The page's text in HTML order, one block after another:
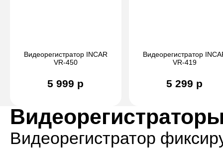
Видеорегистратор INCAR
VR-450
5 999 р
Видеорегистратор
VR-419
5 299 р
Видеорегистратор